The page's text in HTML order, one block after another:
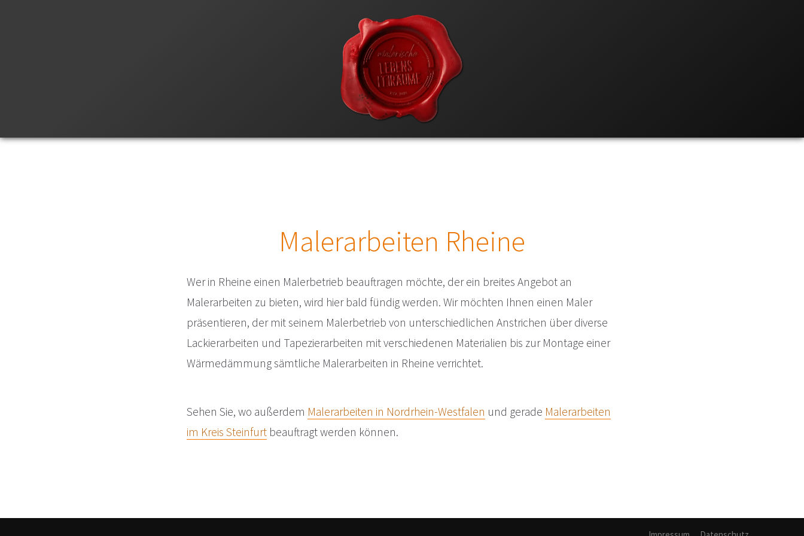
Malerarbeiten Rheine
Wer in Rheine einen Malerbetrieb beauftragen möchte, der ein breites Angebot an
Malerarbeiten zu bieten, wird hier bald fündig werden. Wir möchten Ihnen einen Maler
präsentieren, der mit seinem Malerbetrieb von unterschiedlichen Anstrichen über diverse
Lackierarbeiten und Tapezierarbeiten mit verschiedenen Materialien bis zur Montage einer
Wärmedämmung sämtliche Malerarbeiten in Rheine verrichtet.
Sehen Sie, wo außerdem Malerarbeiten in Nordrhein-Westfalen und gerade Malerarbeiten
im Kreis Steinfurt beauftragt werden können.